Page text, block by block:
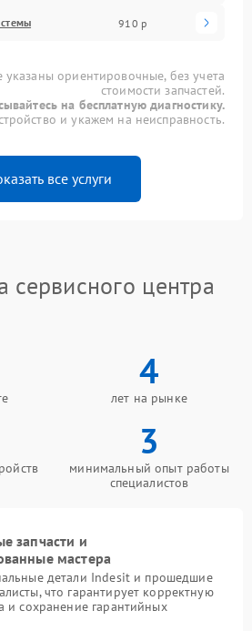
910 р
указаны ориентировочные, без учета
стоимости запчастей.
на бесплатную диагностику.
и укажем на неисправность.
все услуги
сервисного центра
4
лет на рынке
3
минимальный опыт работы
специалистов
запчасти и
мастера
детали Indesit и прошедшие
что гарантирует корректную
и сохранение гарантийных